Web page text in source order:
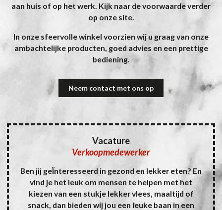
aan huis of op het werk. Kijk naar de voorwaarde verder
op onze site.
In onze sfeervolle winkel voorzien wij u graag van onze
ambachtelijke producten, goed advies en een prettige
bediening.
Neem contact met ons op
Vacature
Verkoopmedewerker
Ben jij geÏnteresseerd in gezond en lekker eten? En
vind je het leuk om mensen te helpen met het
kiezen van een stukje lekker vlees, maaltijd of
snack, dan bieden wij jou een leuke baan in een